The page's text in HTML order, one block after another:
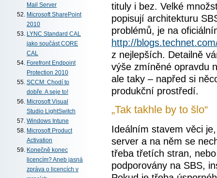
Mail Server
Microsoft SharePoint
2010
LYNC Standard CAL
jako součást CORE
CAL
Forefront Endpoint
Protection 2010
SCCM: Chodí to
dobře. A seje to!
Microsoft Visual
Studio LightSwitch
Windows Intune
Microsoft Product
Activation
Konečně konec
licencím? Aneb jasná
zpráva o licencích v
tituly i bez. Velké
popisují architekturu
problémů, je na
http://
z nejlepších. Detailně
výše zmíněné opravdu
ale taky – napřed si
produkční prostředí.
„Tak takhle by to šlo“
Ideálním stavem věci
server a na něm se
třeba třetích stran,
podporovány na SBS,